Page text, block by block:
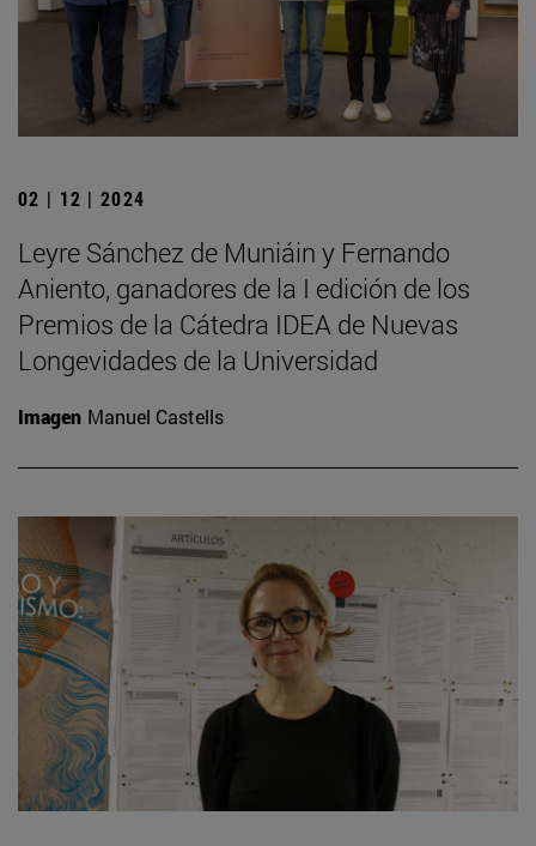
02 | 12 | 2024
Leyre Sánchez de Muniáin y Fernando
Aniento, ganadores de la I edición de los
Premios de la Cátedra IDEA de Nuevas
Longevidades de la Universidad
Imagen Manuel Castells